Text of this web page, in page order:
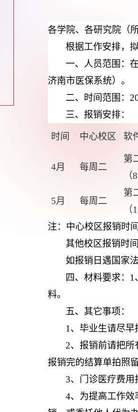
各学院、各研究院（
根据工作安排，
一、人员范围：
济南市医保系统）。
二、时间范围：
三、报销安排：
时间 中心校区 软
4月 每周二
第
（
5月 每周二
第
（
注：中心校区报销时
其他校区报销时间
如报销日遇国家
四、材料要求： 1
料。
五、其它事项：
1、毕业生请尽早
2、报销前请把
报销完的结算单拍照
3、门诊医疗费
4、为提高工作